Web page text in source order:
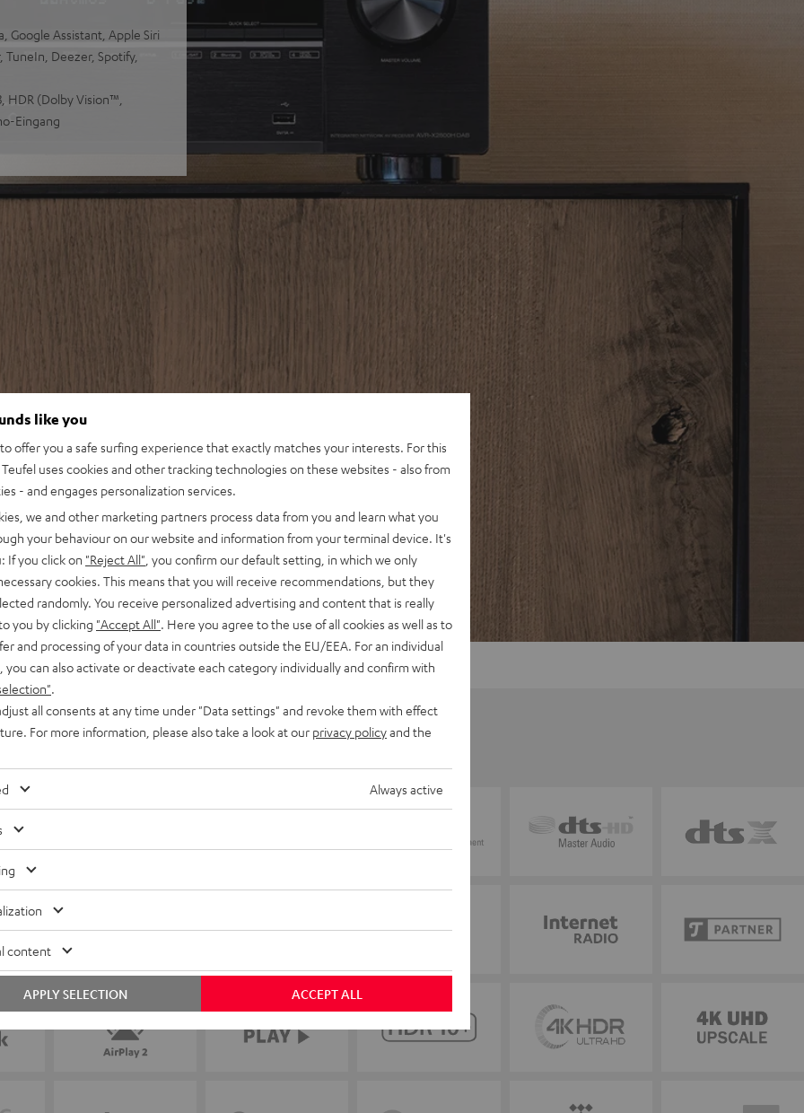
Google Assistant, Apple Siri
Deezer, Spotify,
HDR (Dolby Vision™,
Eingang
like you
offer you a safe surfing experience that exactly matches your interests. For this
uses cookies and other tracking technologies on these websites - also from
- and engages personalization services.
we and other marketing partners process data from you and learn what you
your behaviour on our website and information from your terminal device. It's
If you click on "Reject All" , you confirm our default setting, in which we only
cookies. This means that you will receive recommendations, but they
randomly. You receive personalized advertising and content that is really
you by clicking "Accept All" . Here you agree to the use of all cookies as well as to
and processing of your data in countries outside the EU/EEA. For an individual
you can also activate or deactivate each category individually and confirm with
all consents at any time under "Data settings" and revoke them with effect
For more information, please also take a look at our privacy policyand the
Always active
content
ACCEPT ALL
APPLY SELECTION